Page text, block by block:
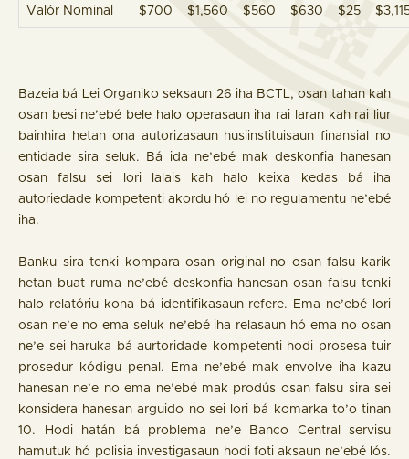
Valór Nominal $700 $1,560 $560 $630 $25
Bazeia bá Lei Organiko seksaun 26 iha BCTL, osan tahan kah
osan besi ne’ebé bele halo operasaun iha rai laran kah rai liur
bainhira hetan ona autorizasaun husiinstituisaun finansial no
entidade sira seluk. Bá ida ne’ebé mak deskonfia hanesan
osan falsu sei lori lalais kah halo keixa kedas bá iha
autoriedade kompetenti akordu hó lei no regulamentu ne’ebé
iha.
Banku sira tenki kompara osan original no osan falsu karik
hetan buat ruma ne’ebé deskonfia hanesan osan falsu tenki
halo relatóriu kona bá identifikasaun refere. Ema ne’ebé lori
osan ne’e no ema seluk ne’ebé iha relasaun hó ema no osan
ne’e sei haruka bá aurtoridade kompetenti hodi prosesa tuir
prosedur kódigu penal. Ema ne’ebé mak envolve iha kazu
hanesan ne’e no ema ne’ebé mak prodús osan falsu sira sei
konsidera hanesan arguido no sei lori bá komarka to’o tinan
10. Hodi hatán bá problema ne’e Banco Central servisu
hamutuk hó polisia investigasaun hodi foti aksaun ne’ebé lós.